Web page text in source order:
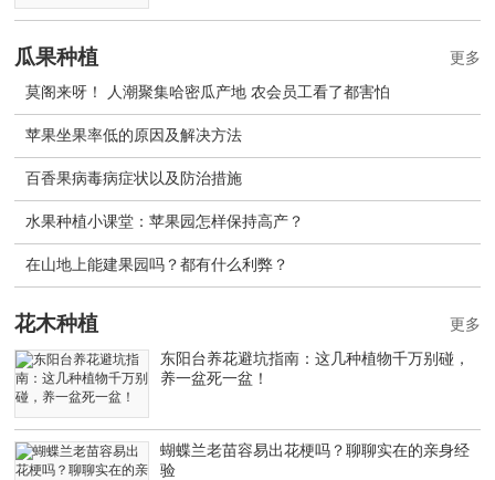
瓜果种植
莫阁来呀！ 人潮聚集哈密瓜产地 农会员工看了都害怕
苹果坐果率低的原因及解决方法
百香果病毒病症状以及防治措施
水果种植小课堂：苹果园怎样保持高产？
在山地上能建果园吗？都有什么利弊？
更多
花木种植
东阳台养花避坑指南：这几种植物千万别碰，
养一盆死一盆！
蝴蝶兰老苗容易出花梗吗？聊聊实在的亲身经
验
更多